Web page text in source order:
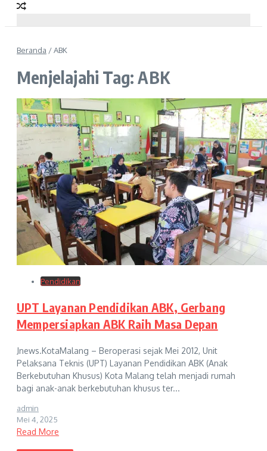
Beranda /ABK
Menjelajahi Tag: ABK
Pendidikan
UPT Layanan Pendidikan ABK, Gerbang
Mempersiapkan ABK Raih Masa Depan
Jnews.KotaMalang – Beroperasi sejak Mei 2012, Unit
Pelaksana Teknis (UPT) Layanan Pendidikan ABK (Anak
Berkebutuhan Khusus) Kota Malang telah menjadi rumah
bagi anak-anak berkebutuhan khusus ter...
admin
Mei 4, 2025
Read More